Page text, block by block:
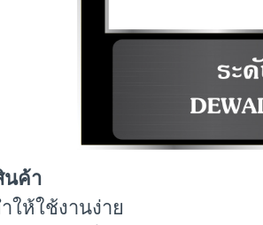
นค้า
ให้ใช้งานง่าย